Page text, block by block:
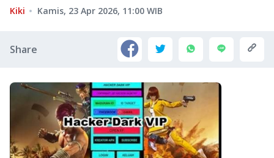
Kiki Kamis, 23 Apr 2026, 11:00 WIB
Share